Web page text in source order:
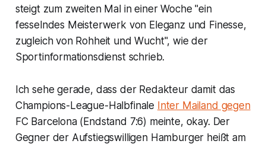
steigt zum zweiten Mal in einer Woche "ein
fesselndes Meisterwerk von Eleganz und Finesse,
zugleich von Rohheit und Wucht", wie der
Sportinformationsdienst schrieb.
Ich sehe gerade, dass der Redakteur damit das
Champions-League-Halbfinale Inter Mailand gegen
FC Barcelona (Endstand 7:6) meinte, okay. Der
Gegner der Aufstiegswilligen Hamburger heißt am